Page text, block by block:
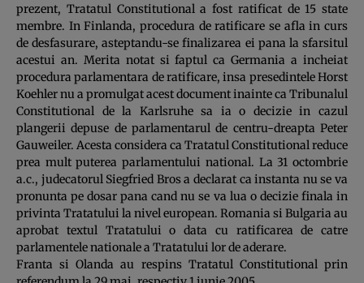
prezent, Tratatul Constitutional a fost ratificat de 15 state
membre. In Finlanda, procedura de ratificare se afla in curs
de desfasurare, asteptandu-se finalizarea ei pana la sfarsitul
acestui an. Merita notat si faptul ca Germania a incheiat
procedura parlamentara de ratificare, insa presedintele Horst
Koehler nu a promulgat acest document inainte ca Tribunalul
Constitutional de la Karlsruhe sa ia o decizie in cazul
plangerii depuse de parlamentarul de centru-dreapta Peter
Gauweiler. Acesta considera ca Tratatul Constitutional reduce
prea mult puterea parlamentului national. La 31 octombrie
a.c., judecatorul Siegfried Bros a declarat ca instanta nu se va
pronunta pe dosar pana cand nu se va lua o decizie finala in
privinta Tratatului la nivel european. Romania si Bulgaria au
aprobat textul Tratatului o data cu ratificarea de catre
parlamentele nationale a Tratatului lor de aderare.
Franta si Olanda au respins Tratatul Constitutional prin